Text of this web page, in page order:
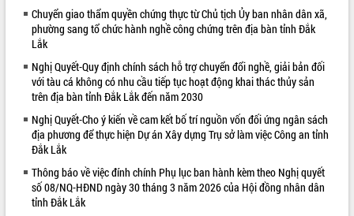
và tặng quà người dân xã Cư Pui
Hội nghị UBND tỉnh Đắk Lắk thường kỳ
tháng 7/2026
Lễ truy tặng danh hiệu “Bà Mẹ Việt
Nam Anh hùng” và trao Huân chương
Lao động
UBND tỉnh Đắk Lắk triển khai nhiệm
vụ 6 tháng cuối năm 2026
Kỳ họp thứ Hai, Hội đồng nhân dân
quan trọng
Bí thư Tỉnh ủy Lương Nguyễn Minh
ALBUM ẢNH
Chuyển giao thẩm quyền chứng thực từ Chủ tịch Ủy ban nhân dân xã,
phường sang tổ chức hành nghề công chứng trên địa bàn tỉnh Đắk
Lắk
Nghị Quyết-Quy định chính sách hỗ trợ chuyển đổi nghề, giải bản đối
với tàu cá không có nhu cầu tiếp tục hoạt động khai thác thủy sản
trên địa bàn tỉnh Đắk Lắk đến năm 2030
Nghị Quyết-Cho ý kiến về cam kết bố trí nguồn vốn đối ứng ngân sách
địa phương để thực hiện Dự án Xây dựng Trụ sở làm việc Công an tỉnh
Đắk Lắk
Thông báo về việc đính chính Phụ lục ban hành kèm theo Nghị quyết
số 08/NQ-HĐND ngày 30 tháng 3 năm 2026 của Hội đồng nhân dân
tỉnh Đắk Lắk